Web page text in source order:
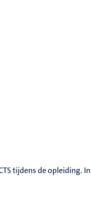
tijdens de opleiding.